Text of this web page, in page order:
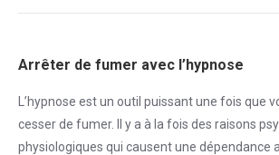
Arrêter de fumer avec l’hypnose
L’hypnose est un outil puissant une fois que
cesser de fumer. Il y a à la fois des raisons
physiologiques qui causent une dépendance